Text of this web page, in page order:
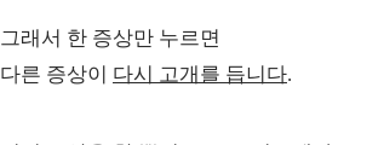
그래서 한 증상만 누르면
다른 증상이 다시 고개를 듭니다.